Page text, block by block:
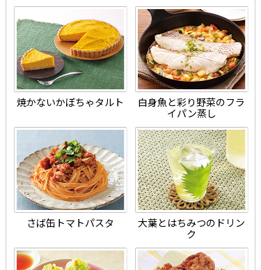
焼かないかぼちゃタルト
白身魚と彩り野菜のフラ
イパン蒸し
さば缶トマトパスタ
大葉とはちみつのドリン
ク